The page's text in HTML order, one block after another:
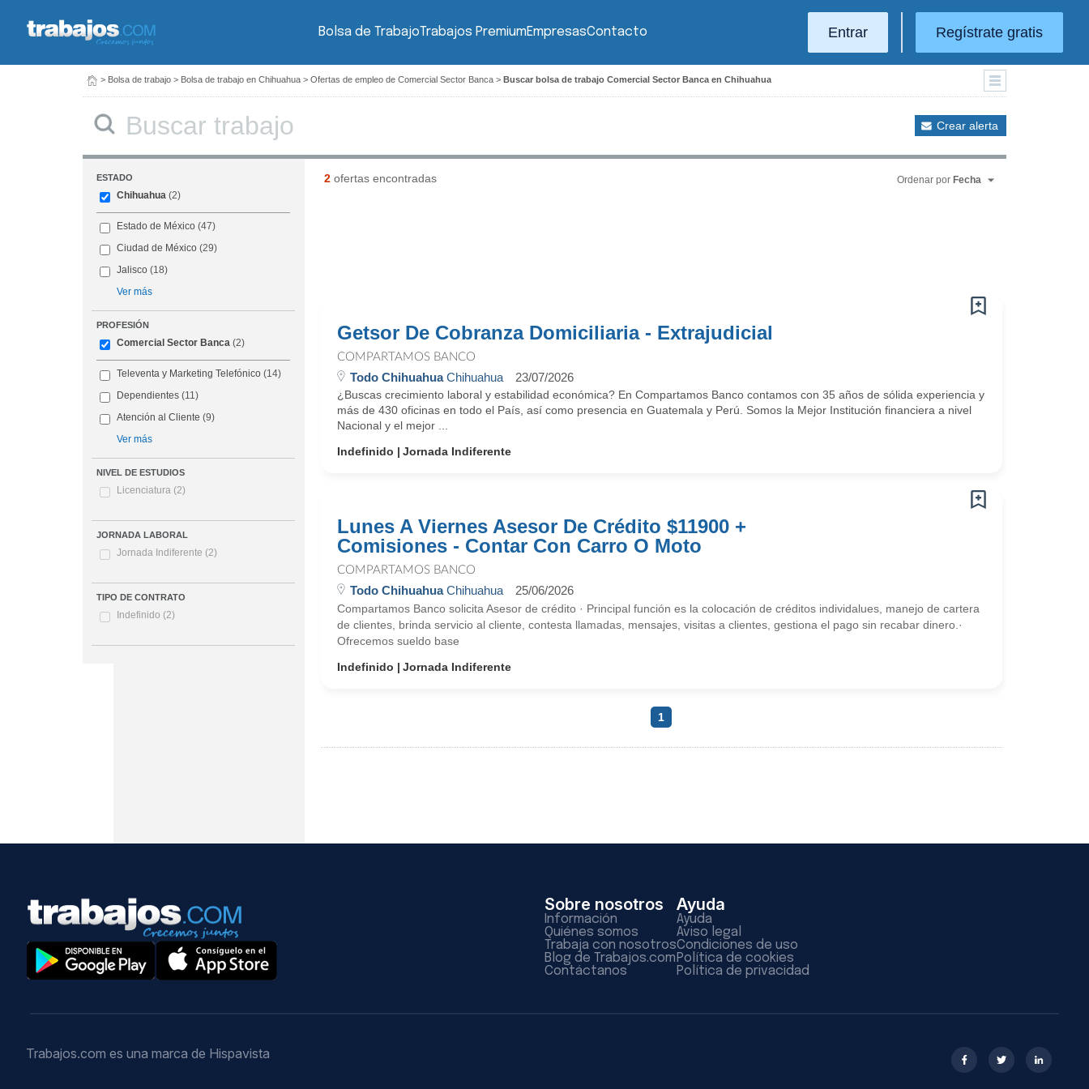
Bolsa de TrabajoTrabajos PremiumEmpresasContacto Entrar Regístrate gratis
> Bolsa de trabajo > Bolsa de trabajo en Chihuahua > Ofertas de empleo de Comercial Sector Banca > Buscar bolsa de trabajo Comercial Sector Banca en Chihuahua
Crear alerta
ESTADO
Chihuahua (2)
Estado de México (47)
Ciudad de México (29)
Jalisco (18)
Ver más
PROFESIÓN
Comercial Sector Banca (2)
Televenta y Marketing Telefónico (14)
Dependientes (11)
Atención al Cliente (9)
Ver más
NIVEL DE ESTUDIOS
Licenciatura (2)
JORNADA LABORAL
Jornada Indiferente (2)
TIPO DE CONTRATO
Indefinido (2)
2ofertas encontradas Ordenar por Fecha
Getsor De Cobranza Domiciliaria - Extrajudicial
COMPARTAMOS BANCO
Todo ChihuahuaChihuahua 23/07/2026
¿Buscas crecimiento laboral y estabilidad económica? En Compartamos Banco contamos con 35 años de sólida experiencia y
más de 430 oficinas en todo el País, así como presencia en Guatemala y Perú. Somos la Mejor Institución financiera a nivel
Nacional y el mejor ...
Indefinido
Jornada Indiferente
Lunes A Viernes Asesor De Crédito $11900 +
Comisiones - Contar Con Carro O Moto
COMPARTAMOS BANCO
Todo ChihuahuaChihuahua 25/06/2026
Compartamos Banco solicita Asesor de crédito · Principal función es la colocación de créditos individalues, manejo de cartera
de clientes, brinda servicio al cliente, contesta llamadas, mensajes, visitas a clientes, gestiona el pago sin recabar dinero.·
Ofrecemos sueldo base
Indefinido
Jornada Indiferente
1
Sobre nosotros
Información
Quiénes somos
Trabaja con nosotros
Blog de Trabajos.com
Contáctanos
Ayuda
Ayuda
Aviso legal
Condiciones de uso
Política de cookies
Política de privacidad
Trabajos.com es una marca de Hispavista